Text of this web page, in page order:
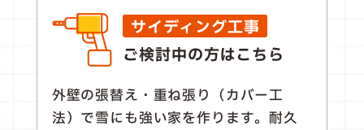
サイディング工事
ご検討中の方はこちら
外壁の張替え・重ね張り（カバー工
法）で雪にも強い家を作ります。耐久